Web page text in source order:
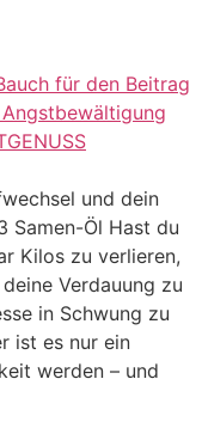
und dein
Samen-Öl Hast du
Kilos zu verlieren,
Verdauung zu
in Schwung zu
ist es nur ein
werden – und